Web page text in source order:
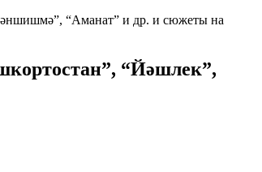
“Аманат” и др. и сюжеты на
“Йәшлек”,